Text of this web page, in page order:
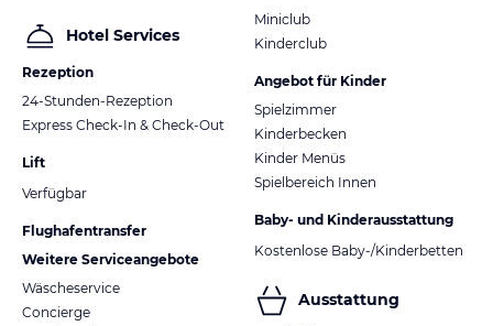
Hotel Services
Rezeption
24-Stunden-Rezeption
Express Check-In & Check-Out
Lift
Verfügbar
Flughafentransfer
Weitere Serviceangebote
Wäscheservice
Concierge
Miniclub
Kinderclub
Angebot für Kinder
Spielzimmer
Kinderbecken
Kinder Menüs
Spielbereich Innen
Baby- und Kinderausstattung
Kostenlose Baby-/Kinderbetten
Ausstattung